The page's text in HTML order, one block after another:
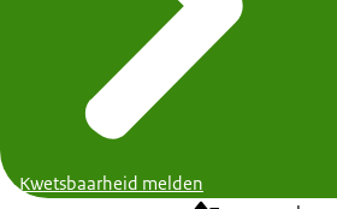
Kwetsbaarheid melden